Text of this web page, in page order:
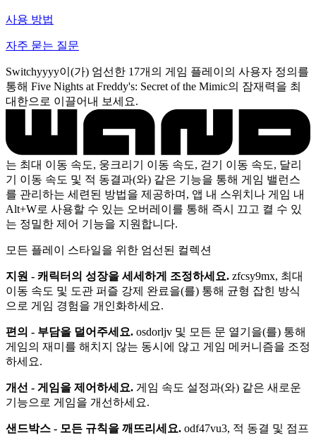
사용 방법
자주 묻는 질문
Switchyyyy이(가) 엄선한 17개의 게임 플레이의 사용자 정의를
통해 Five Nights at Freddy's: Secret of the Mimic의 잠재력을 최
대한으로 이끌어내 보세요.
는 최대 이동 속도, 웅크리기 이동 속도, 걷기 이동 속도, 달리
기 이동 속도 및 적 동결과(와) 같은 기능을 통해 게임 밸런스
를 관리하는 세련된 방법을 제공하며, 앱 내 스위치나 게임 내
Alt+W로 사용할 수 있는 오버레이를 통해 즉시 끄고 켤 수 있
는 정밀한 제어 기능을 지원합니다.
모든 플레이 스타일을 위한 엄선된 컬렉션
지원 - 캐릭터의 성장을 세세하게 조정하세요. zfcsy9mx, 최대
이동 속도 및 도관 퍼즐 강제 완료을(를) 통해 균형 잡힌 방식
으로 게임 경험을 개인화하세요.
편의 - 부담을 덜어주세요. osdorljv 및 모든 문 열기을(를) 통해
게임의 재미를 해치지 않는 동시에 않고 게임 메커니즘을 조정
하세요.
개선 - 게임을 제어하세요. 게임 속도 설정과(와) 같은 새로운
기능으로 게임을 개선하세요.
샌드박스 - 모든 규칙을 깨뜨리세요. odf47vu3, 적 동결 및 점프